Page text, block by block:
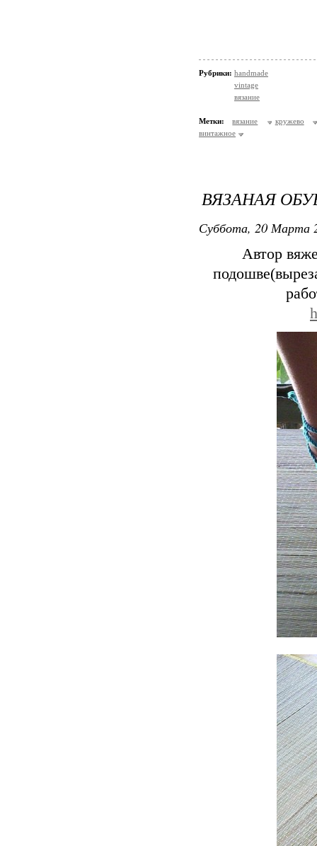
Рубрики: handmade
vintage
вязание
Метки: вязание
кружево
винтажное
ВЯЗАНАЯ
Суббота, 20 Марта
Автор